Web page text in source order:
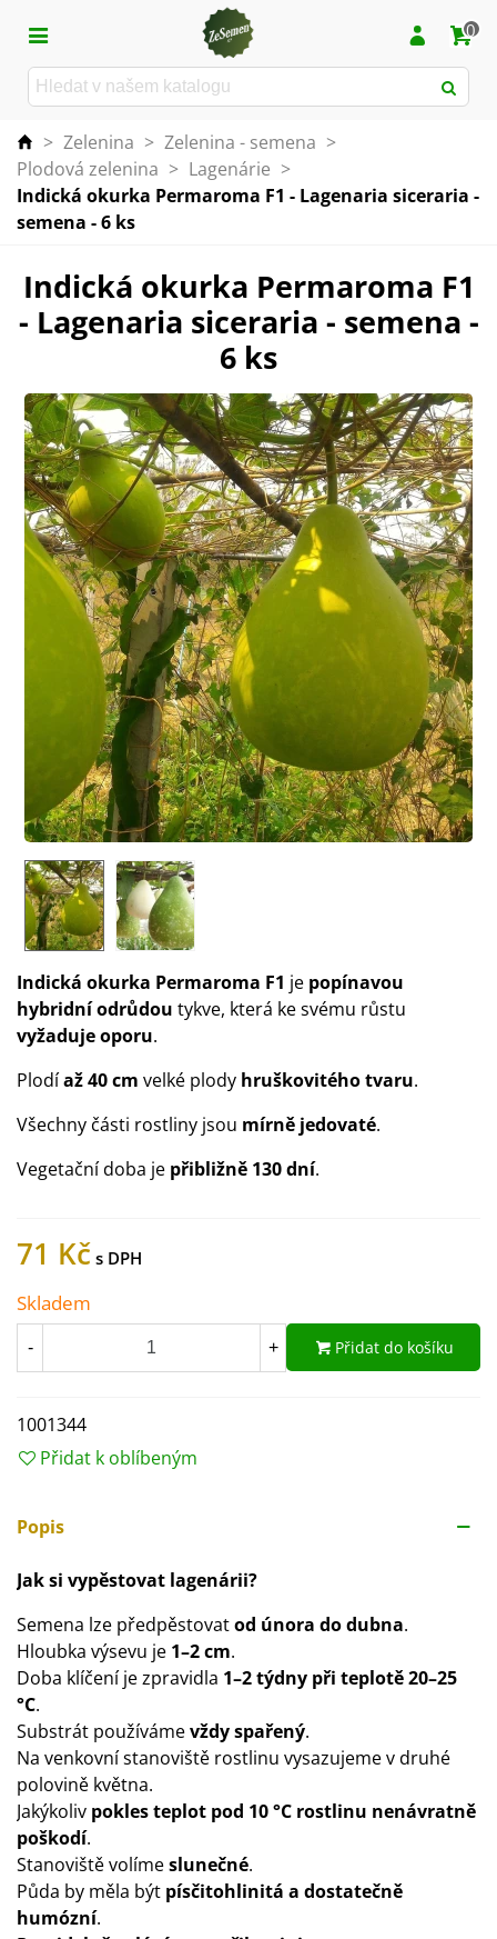
0
> Zelenina > Zelenina - semena >
Plodová zelenina > Lagenárie >
Indická okurka Permaroma F1 - Lagenaria siceraria -
semena - 6 ks
Indická okurka Permaroma F1
- Lagenaria siceraria - semena -
6 ks
Indická okurka Permaroma F1 je popínavou
hybridní odrůdou tykve, která ke svému růstu
vyžaduje oporu.
Plodíaž 40 cm velké plody hruškovitého tvaru.
Všechny části rostliny jsou mírně jedovaté.
Vegetační doba je přibližně 130 dní.
71 Kč
Skladem
- + Přidat do košíku
1001344
Přidat k oblíbeným
Popis
Jak si vypěstovat lagenárii?
Semena lze předpěstovatod února do dubna.
Hloubka výsevu je 1–2 cm.
Doba klíčení je zpravidla 1–2 týdny při teplotě 20–25
°C.
Substrát používámevždy spařený.
Na venkovní stanoviště rostlinu vysazujeme v druhé
polovině května.
Jakýkoliv pokles teplot pod 10 °C rostlinu nenávratně
poškodí.
Stanoviště volímeslunečné.
Půda by měla být písčitohlinitá a dostatečně
humózní.